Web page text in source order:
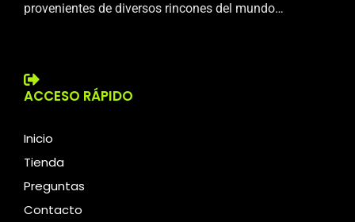
provenientes de diversos rincones del mundo…
ACCESO RÁPIDO
Inicio
Tienda
Preguntas
Contacto